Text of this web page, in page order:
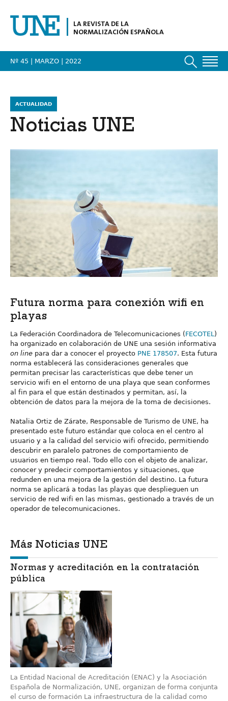
LA REVISTA DE LA
NORMALIZACIÓN ESPAÑOLA
Nº 45 | MARZO | 2022
ACTUALIDAD
Noticias UNE
Futura norma para conexión wifi en
playas
La Federación Coordinadora de Telecomunicaciones (FECOTEL)
ha organizado en colaboración de UNE una sesión informativa
on line para dar a conocer el proyecto PNE 178507. Esta futura
norma establecerá las consideraciones generales que
permitan precisar las características que debe tener un
servicio wifi en el entorno de una playa que sean conformes
al fin para el que están destinados y permitan, así, la
obtención de datos para la mejora de la toma de decisiones.
Natalia Ortiz de Zárate, Responsable de Turismo de UNE, ha
presentado este futuro estándar que coloca en el centro al
usuario y a la calidad del servicio wifi ofrecido, permitiendo
descubrir en paralelo patrones de comportamiento de
usuarios en tiempo real. Todo ello con el objeto de analizar,
conocer y predecir comportamientos y situaciones, que
redunden en una mejora de la gestión del destino. La futura
norma se aplicará a todas las playas que desplieguen un
servicio de red wifi en las mismas, gestionado a través de un
operador de telecomunicaciones.
Más Noticias UNE
Normas y acreditación en la contratación
pública
La Entidad Nacional de Acreditación (ENAC) y la Asociación
Española de Normalización, UNE, organizan de forma conjunta
el curso de formación La infraestructura de la calidad como